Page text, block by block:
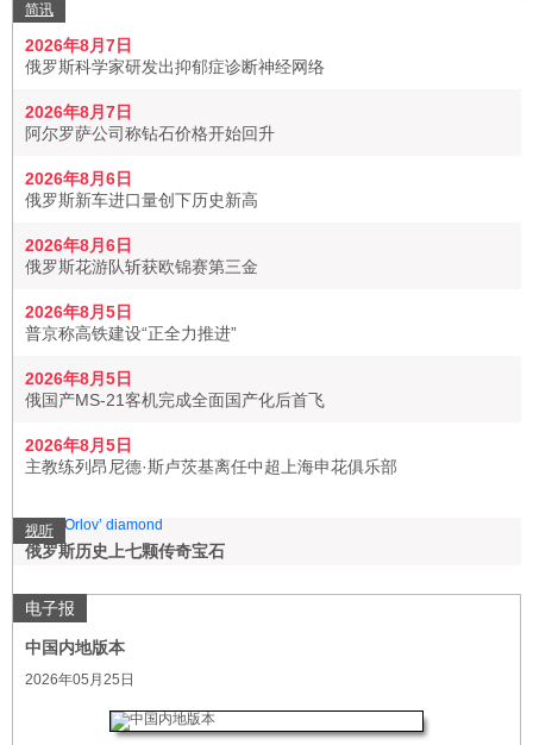
简讯
2026年8月7日
俄罗斯科学家研发出抑郁症诊断神经网络
2026年8月7日
阿尔罗萨公司称钻石价格开始回升
2026年8月6日
俄罗斯新车进口量创下历史新高
2026年8月6日
俄罗斯花游队斩获欧锦赛第三金
2026年8月5日
普京称高铁建设“正全力推进”
2026年8月5日
俄国产MS-21客机完成全面国产化后首飞
2026年8月5日
主教练列昂尼德·斯卢茨基离任中超上海申花俱乐部
视听
俄罗斯历史上七颗传奇宝石
电子报
中国内地版本
2026年05月25日